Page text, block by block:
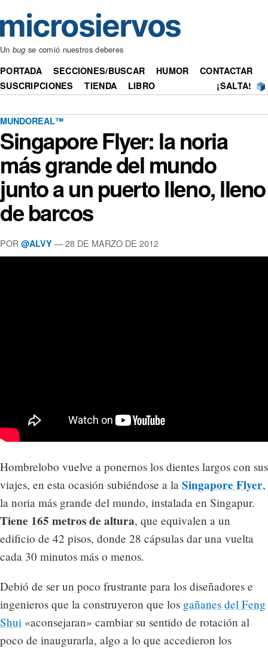
Un bug se comió nuestros deberes
PORTADA SECCIONES/BUSCAR HUMOR
CONTACTAR
SUSCRIPCIONES
TIENDA LIBRO ¡SALTA!
MUNDOREAL™
Singapore Flyer: la noria
más grande del mundo
junto a un puerto lleno, lleno
de barcos
POR @ALVY — 28 DE MARZO DE 2012
Hombrelobo vuelve a ponernos los dientes largos con sus
viajes, en esta ocasión subiéndose a la Singapore Flyer,
la noria más grande del mundo, instalada en Singapur.
Tiene 165 metros de altura, que equivalen a un
edificio de 42 pisos, donde 28 cápsulas dar una vuelta
cada 30 minutos más o menos.
Debió de ser un poco frustrante para los diseñadores e
ingenieros que la construyeron que los gañanes del Feng
Shui «aconsejaran» cambiar su sentido de rotación al
poco de inaugurarla, algo a lo que accedieron los